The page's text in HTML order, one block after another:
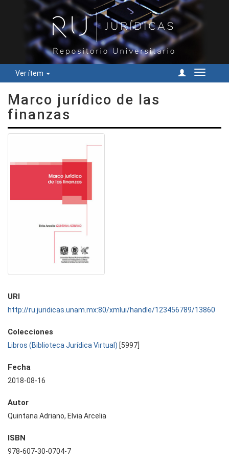
Ver ítem
Cambiar
Marco jurídico de las
finanzas
URI
http://ru.juridicas.unam.mx:80/xmlui/handle/123456789/13860
Colecciones
Libros (Biblioteca Jurídica Virtual) [5997]
Fecha
2018-08-16
Autor
Quintana Adriano, Elvia Arcelia
ISBN
978-607-30-0704-7